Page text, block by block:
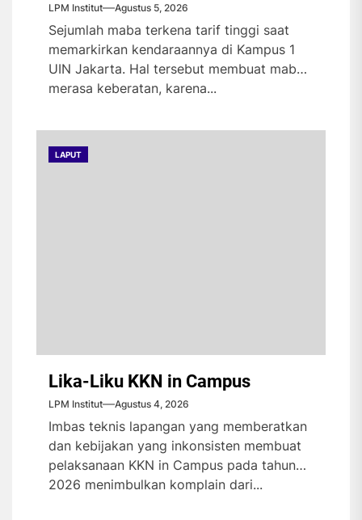
LPM Institut Agustus 5, 2026
Sejumlah maba terkena tarif tinggi saat
memarkirkan kendaraannya di Kampus 1
UIN Jakarta. Hal tersebut membuat maba
merasa keberatan, karena...
LAPUT
Lika-Liku KKN in Campus
LPM Institut Agustus 4, 2026
Imbas teknis lapangan yang memberatkan
dan kebijakan yang inkonsisten membuat
pelaksanaan KKN in Campus pada tahun
2026 menimbulkan komplain dari...